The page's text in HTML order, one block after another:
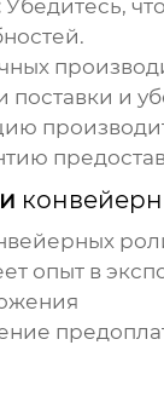
Убедитесь,
поставки и
опыт в